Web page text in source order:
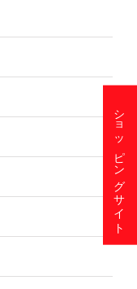
ショッピングサイト